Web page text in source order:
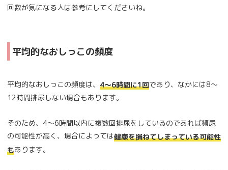
回数が気になる人は参考にしてくださいね。
平均的なおしっこの頻度
平均的なおしっこの頻度は、 4～6時間に1回であり、なかには8～
12時間排尿しない場合もあります。
そのため、4～6時間以内に複数回排尿をしているのであれば頻尿
の可能性が高く、場合によっては健康を損ねてしまっている可能性
もあります。